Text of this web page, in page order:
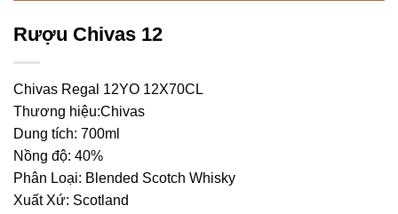
Rượu Chivas 12
Chivas Regal 12YO 12X70CL
Thương hiệu:Chivas
Dung tích: 700ml
Nồng độ: 40%
Phân Loại: Blended Scotch Whisky
Xuất Xứ: Scotland